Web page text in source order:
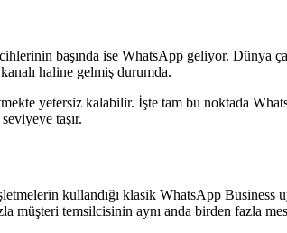
başında ise WhatsApp geliyor. Dünya
haline gelmiş durumda.
yetersiz kalabilir. İşte tam bu noktada
taşır.
kullandığı klasik WhatsApp Business
temsilcisinin aynı anda birden fazla